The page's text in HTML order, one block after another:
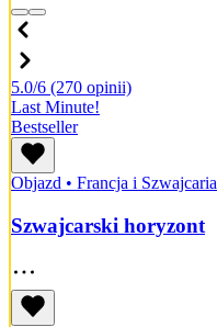
5.0/6 (270 opinii)
Last Minute!
Bestseller
Objazd • Francja i Szwajcaria
Szwajcarski horyzont